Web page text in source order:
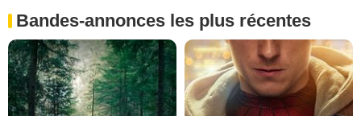
Bandes-annonces les plus récentes